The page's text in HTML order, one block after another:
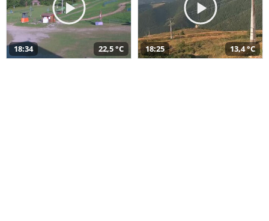
18:34 22,5 °C 18:25 13,4 °C